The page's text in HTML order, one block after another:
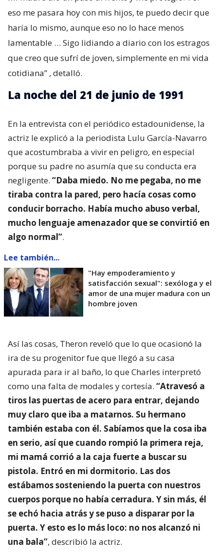
eso me pasara hoy con mis hijos, te puedo decir que
haría lo mismo, aunque eso no lo hace menos
lamentable … Sigo lidiando a diario con los estragos
que creo que sufrí de joven, simplemente en mi vida
cotidiana” , detalló.
La noche del 21 de junio de 1991
En la entrevista con el periódico estadounidense, la
actriz le explicó a la periodista Lulu García-Navarro
que acostumbraba a vivir en peligro, en especial
porque su padre no asumía que su conducta era
negligente. “Daba miedo. No me pegaba, no me
tiraba contra la pared, pero hacía cosas como
conducir borracho. Había mucho abuso verbal,
mucho lenguaje amenazador que se convirtió en
algo normal”.
Lee también...
"Hay empoderamiento y
satisfacción sexual": sexóloga y el
amor de una mujer madura con un
hombre joven
Así las cosas, Theron reveló que lo que ocasionó la
ira de su progenitor fue que llegó a su casa
apurada para ir al baño, lo que Charles interpretó
como una falta de modales y cortesía. “Atravesó a
tiros las puertas de acero para entrar, dejando
muy claro que iba a matarnos. Su hermano
también estaba con él. Sabíamos que la cosa iba
en serio, así que cuando rompió la primera reja,
mi mamá corrió a la caja fuerte a buscar su
pistola. Entró en mi dormitorio. Las dos
estábamos sosteniendo la puerta con nuestros
cuerpos porque no había cerradura. Y sin más, él
se echó hacia atrás y se puso a disparar por la
puerta. Y esto es lo más loco: no nos alcanzó ni
una bala”, describió la actriz.